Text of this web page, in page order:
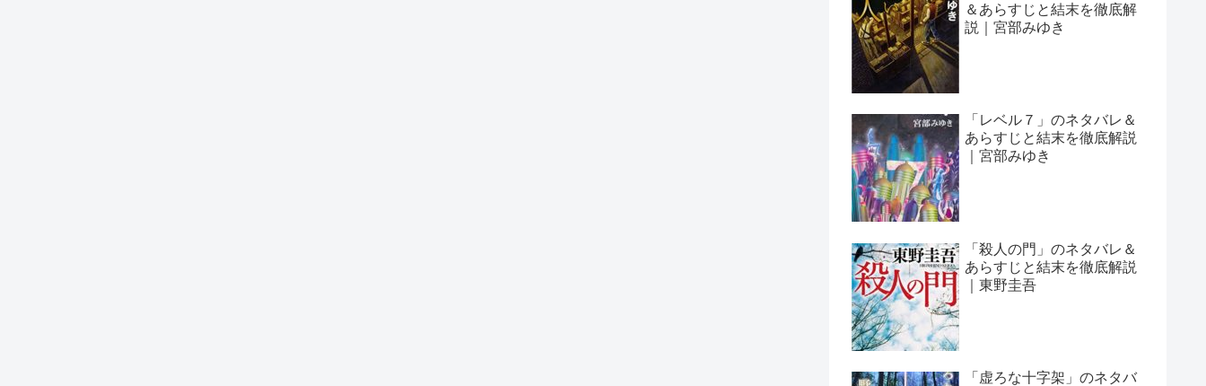
＆あらすじと結末を徹底解
説｜宮部みゆき
「レベル７」のネタバレ＆
あらすじと結末を徹底解説
｜宮部みゆき
「殺人の門」のネタバレ＆
あらすじと結末を徹底解説
｜東野圭吾
「虚ろな十字架」のネタバ